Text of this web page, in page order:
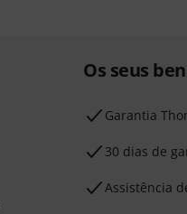
Os seus
Garantia
30 dias de
Assistência